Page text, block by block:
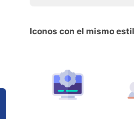
Iconos con el mismo